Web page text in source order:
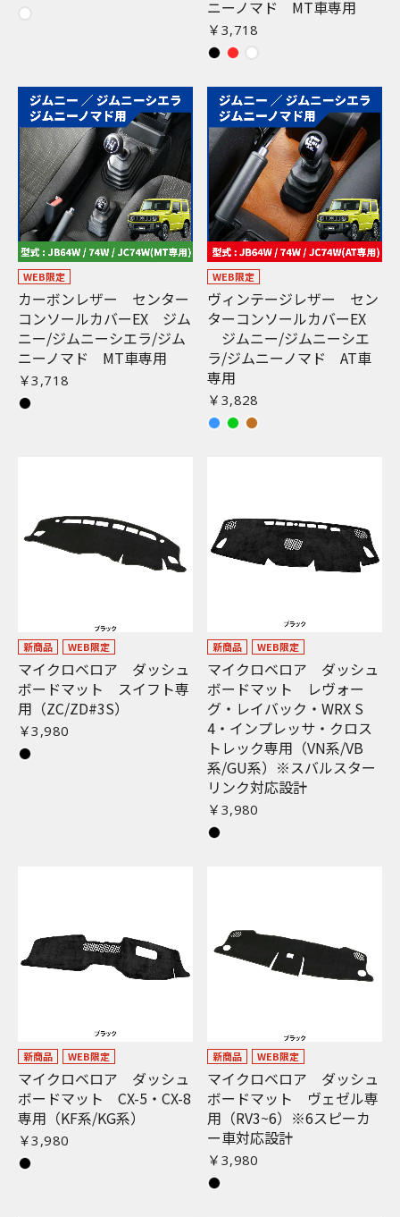
ニーノマド MT車専用
￥3,718
WEB限定
カーボンレザー センター
コンソールカバーEX ジム
ニー/ジムニーシエラ/ジム
ニーノマド MT車専用
￥3,718
WEB限定
ヴィンテージレザー セン
ターコンソールカバーEX
ジムニー/ジムニーシエ
ラ/ジムニーノマド AT車
専用
￥3,828
新商品 WEB限定
マイクロベロア ダッシュ
ボードマット スイフト専
用（ZC/ZD#3S）
￥3,980
新商品 WEB限定
マイクロベロア ダッシュ
ボードマット レヴォー
グ・レイバック・WRX S
4・インプレッサ・クロス
トレック専用（VN系/VB
系/GU系）※スバルスター
リンク対応設計
￥3,980
新商品 WEB限定
マイクロベロア ダッシュ
ボードマット CX-5・CX-8
専用（KF系/KG系）
￥3,980
新商品 WEB限定
マイクロベロア ダッシュ
ボードマット ヴェゼル専
用（RV3~6）※6スピーカ
ー車対応設計
￥3,980
お買い物を続ける カートへ進む